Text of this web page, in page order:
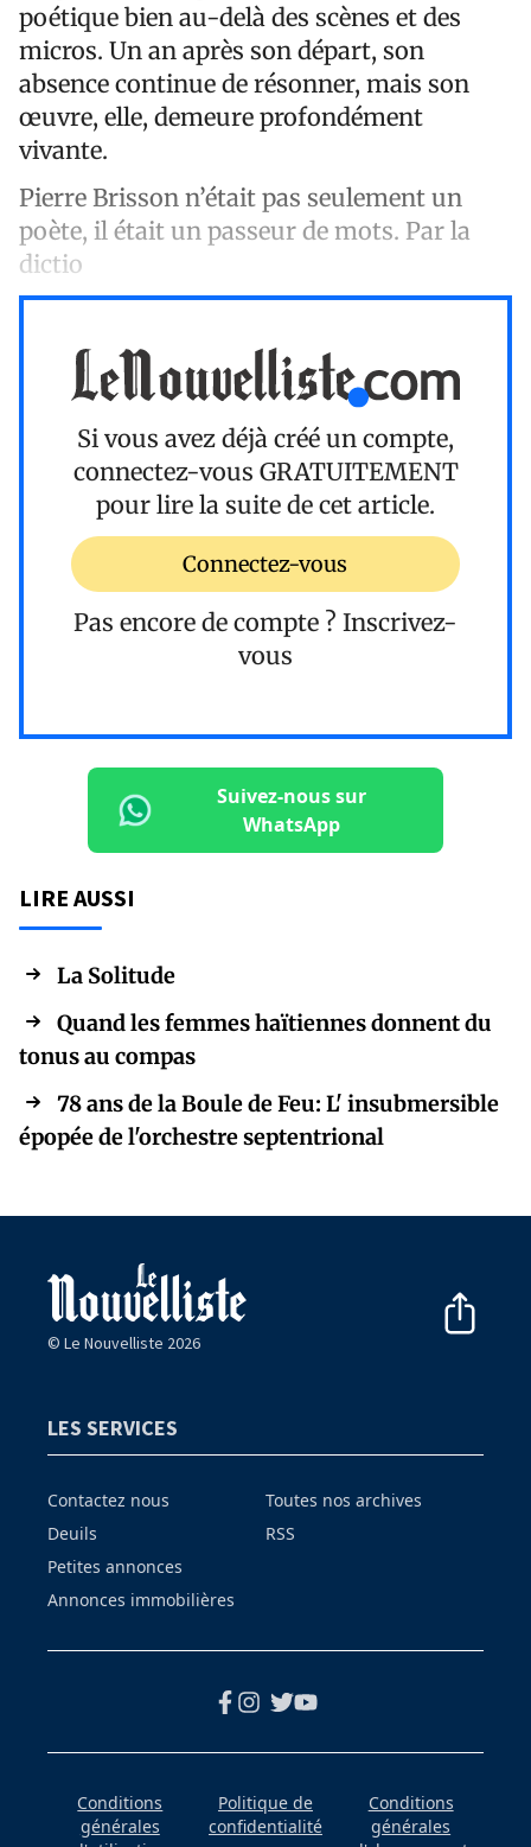
poétique bien au-delà des scènes et des
micros. Un an après son départ, son
absence continue de résonner, mais son
œuvre, elle, demeure profondément
vivante.
Pierre Brisson n’était pas seulement un
poète, il était un passeur de mots. Par la
dictio
Si vous avez déjà créé un compte,
connectez-vous GRATUITEMENT
pour lire la suite de cet article.
Connectez-vous
Pas encore de compte ? Inscrivez-
vous
Suivez-nous sur
WhatsApp
LIRE AUSSI
La Solitude
Quand les femmes haïtiennes donnent du
tonus au compas
78 ans de la Boule de Feu: L' insubmersible
épopée de l'orchestre septentrional
© Le Nouvelliste 2026
LES SERVICES
Contactez nous
Deuils
Petites annonces
Annonces immobilières
Toutes nos archives
RSS
Conditions
générales
Politique de
confidentialité
Conditions
générales